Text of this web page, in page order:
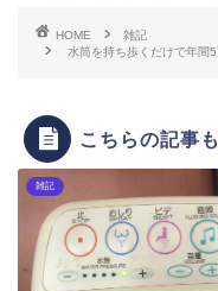
HOME
雑記
水筒を持ち歩くだけで年間
こちらの記事
雑記